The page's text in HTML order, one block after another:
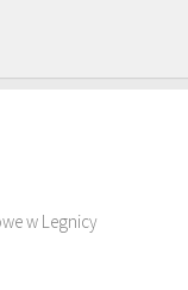
w Legnicy